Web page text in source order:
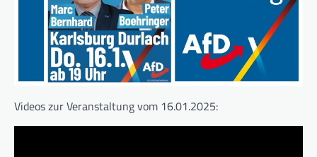
Videos zur Veranstaltung vom 16.01.2025: